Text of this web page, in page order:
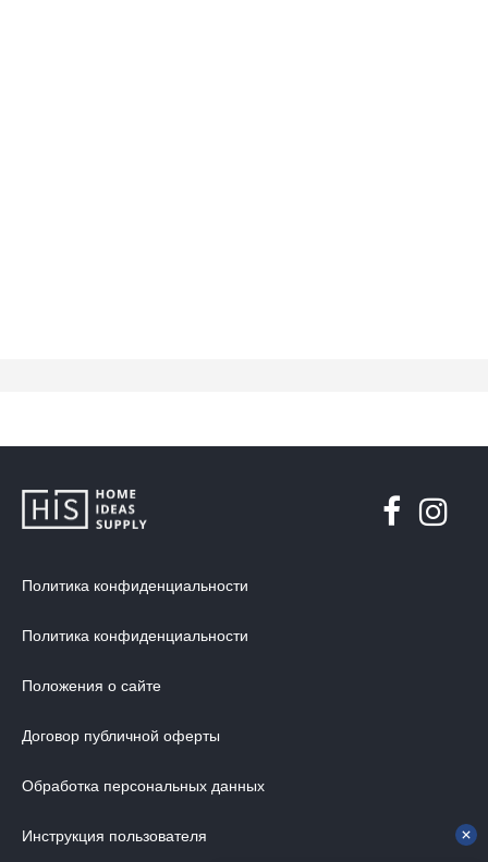
Политика конфиденциальности
Политика конфиденциальности
Положения о сайте
Договор публичной оферты
Обработка персональных данных
Инструкция пользователя